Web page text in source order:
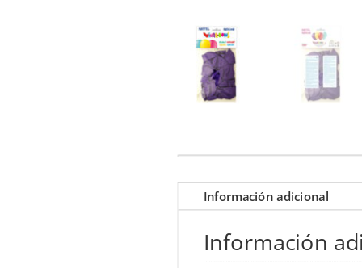
Información adicional
Información